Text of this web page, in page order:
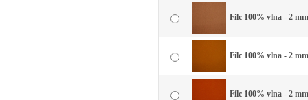
Filc 100% vlna - 2
Filc 100% vlna - 2
Filc 100% vlna - 2